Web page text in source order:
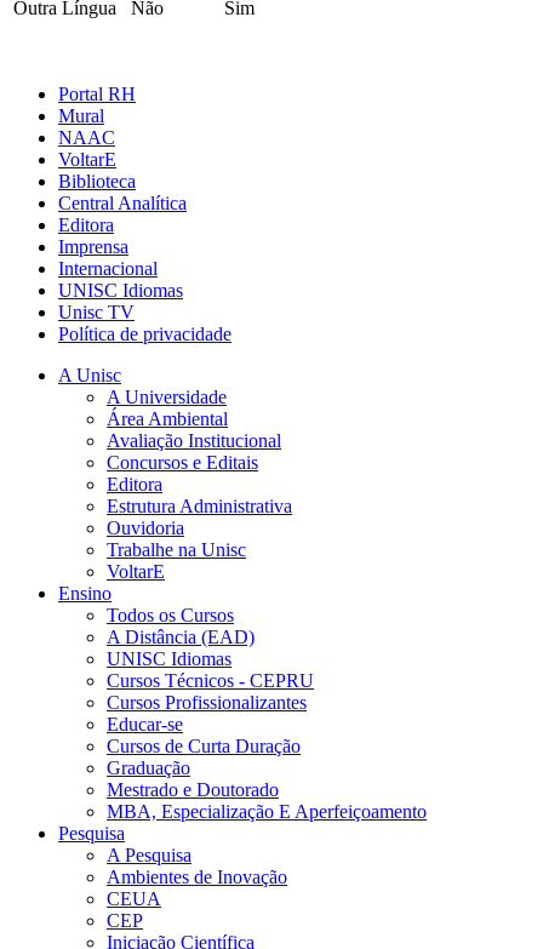
Outra Língua
Não Sim
Portal RH
Mural
NAAC
VoltarE
Biblioteca
Central Analítica
Editora
Imprensa
Internacional
UNISC Idiomas
Unisc TV
Política de privacidade
A Unisc
A Universidade
Área Ambiental
Avaliação Institucional
Concursos e Editais
Editora
Estrutura Administrativa
Ouvidoria
Trabalhe na Unisc
VoltarE
Ensino
Todos os Cursos
A Distância (EAD)
UNISC Idiomas
Cursos Técnicos - CEPRU
Cursos Profissionalizantes
Educar-se
Cursos de Curta Duração
Graduação
Mestrado e Doutorado
MBA, Especialização E Aperfeiçoamento
Pesquisa
A Pesquisa
Ambientes de Inovação
CEUA
CEP
Iniciação Científica